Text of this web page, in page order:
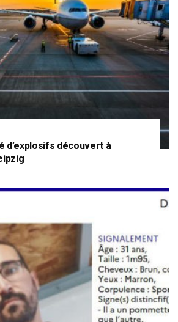
d’explosifs découvert à